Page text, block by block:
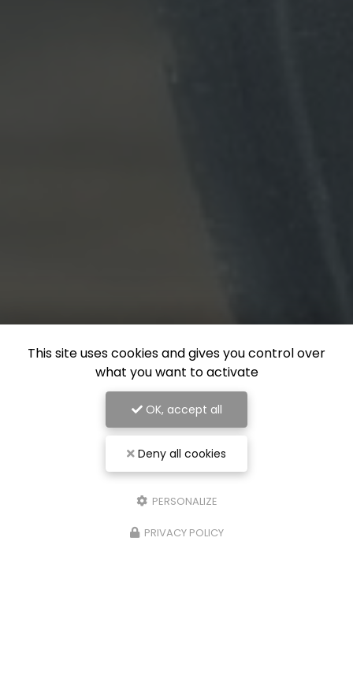
This site uses cookies and gives you control over
what you want to activate
OK, accept all
Deny all cookies
PERSONALIZE
PRIVACY POLICY